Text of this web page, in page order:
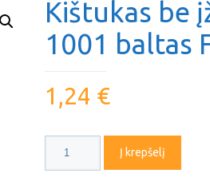
Kištukas be
1001 baltas
1,24 €
kiekis:
Į krepšelį